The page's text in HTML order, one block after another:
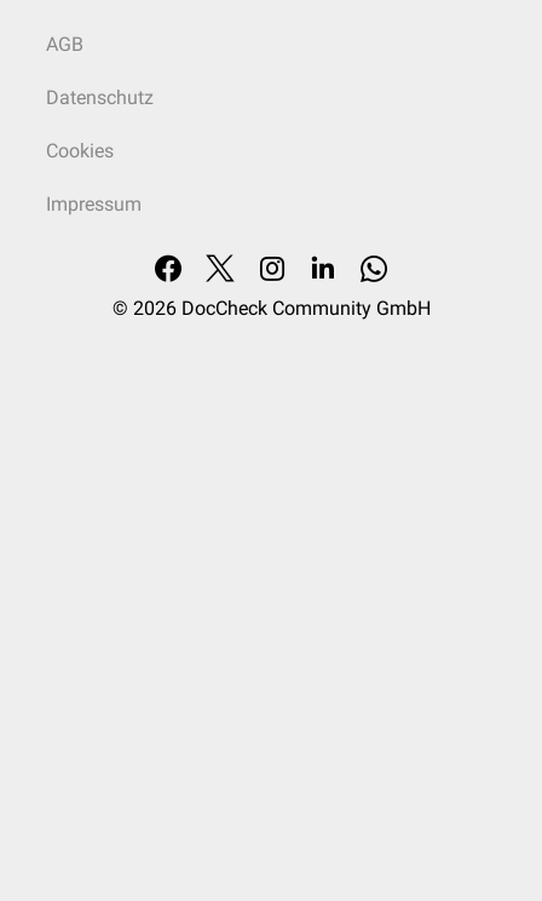
AGB
Datenschutz
Cookies
Impressum
© 2026 DocCheck Community GmbH